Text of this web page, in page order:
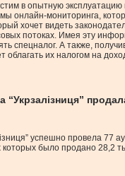
в опытную
онлайн-мониторинга,
хочет видеть
потоках. Имея эту
спецналог. А также,
облагать их налогом на
“Укрзалізниця”
успешно провела 77
было продано 28,2